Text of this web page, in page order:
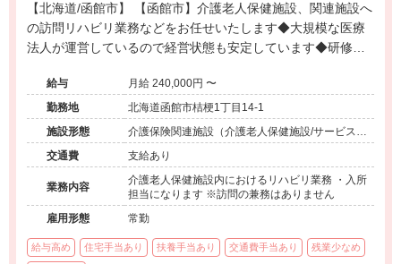
【北海道/函館市】 【函館市】介護老人保健施設、関連施設へ
の訪問リハビリ業務などをお任せいたします◆大規模な医療
法人が運営しているので経営状態も安定しています◆研修参
な駅チカ◆残業ほぼなし◆
給与
月給 240,000円 〜
勤務地
北海道函館市桔梗1丁目14-1
施設形態
介護保険関連施設（介護老人保健施設/サービス付
き高齢者向け住宅/訪問看護・リハ）、その他（グ
ループホーム）
交通費 支給あり
業務内容
介護老人保健施設内におけるリハビリ業務 ・入所
担当になります ※訪問の兼務はありません
雇用形態
常勤
給与高め 住宅手当あり 扶養手当あり 交通費手当あり 残業少なめ